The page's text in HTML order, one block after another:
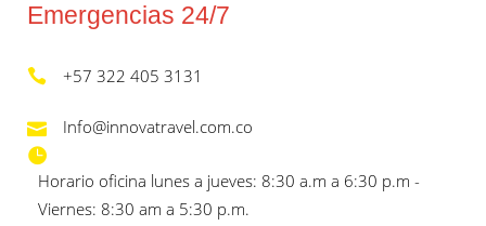
Emergencias 24/7
+57 322 405 3131
Info@innovatravel.com.co
Horario oficina lunes a jueves: 8:30 a.m a 6:30 p.m -
Viernes: 8:30 am a 5:30 p.m.